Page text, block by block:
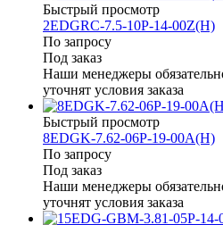
Быстрый просмотр
2EDGRC-7.5-10P-14-00Z(H)
По запросу
Под заказ
Наши менеджеры
уточнят условия заказа
Быстрый просмотр
8EDGK-7.62-06P-19-00A(H)
По запросу
Под заказ
Наши менеджеры
уточнят условия заказа